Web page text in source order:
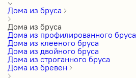
Дома из бруса
Дома из бруса
Дома из профилированного бруса
Дома из клееного бруса
Дома из двойного бруса
Дома из строганного бруса
Дома из бревен